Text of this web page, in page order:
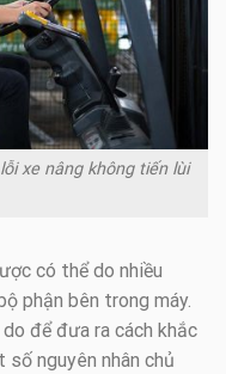
xe nâng không tiến lùi
có thể do nhiều
phận bên trong máy.
để đưa ra cách khắc
nguyên nhân chủ